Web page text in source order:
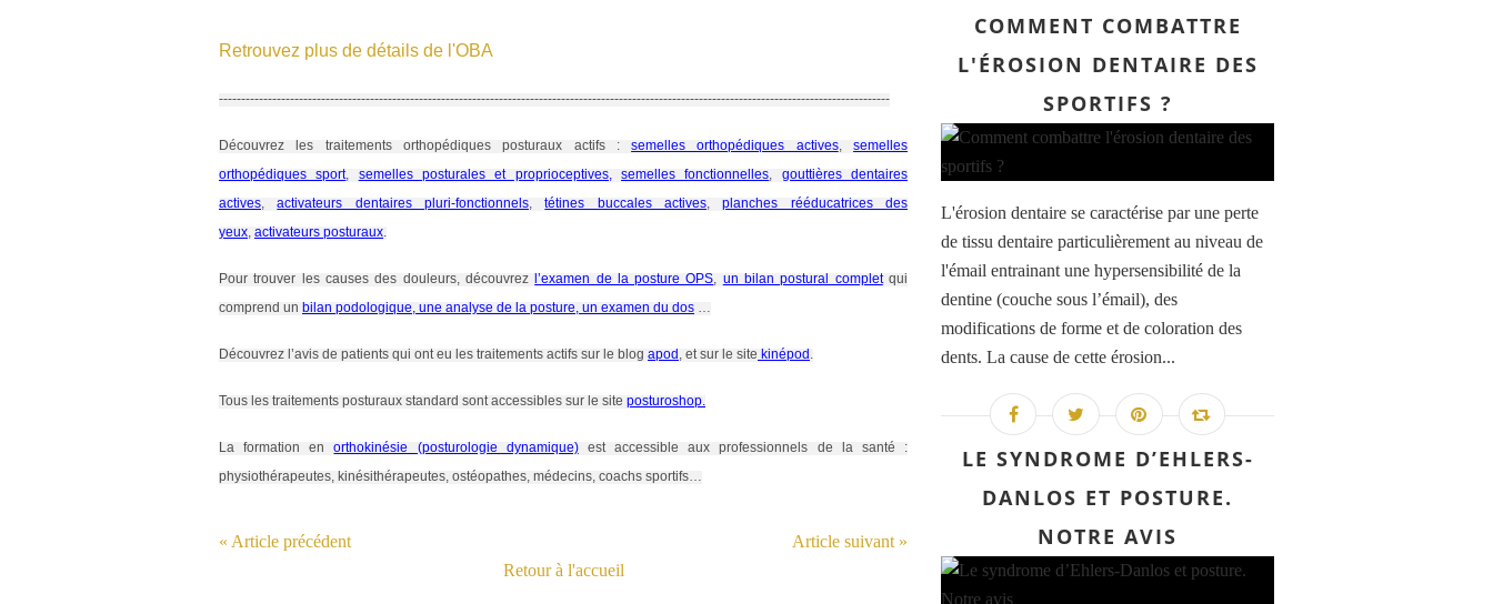
Retrouvez plus de détails de l'OBA
-------------------------------------------------------------------------------------------------------------------------------------------------------
Découvrez les traitements orthopédiques posturaux actifs : semelles orthopédiques actives,
semelles
orthopédiques sport, semelles posturales et proprioceptives, semelles fonctionnelles,
gouttières dentaires
actives, activateurs dentaires pluri-fonctionnels, tétines buccales actives,
planches rééducatrices des
yeux, activateurs posturaux.
Pour trouver les causes des douleurs, découvrez l’examen de la posture OPS, un bilan postural complet qui
comprend un bilan podologique, une analyse de la posture, un examen du dos …
Découvrez l’avis de patients qui ont eu les traitements actifs sur le blog apod , et sur le site kinépod .
Tous les traitements posturaux standard sont accessibles sur le site posturoshop.
La formation en orthokinésie (posturologie dynamique) est accessible aux professionnels de la santé :
physiothérapeutes, kinésithérapeutes, ostéopathes, médecins, coachs sportifs…
« Article précédent
Article suivant »
Retour à l'accueil
COMMENT COMBATTRE
L'ÉROSION DENTAIRE DES
SPORTIFS ?
L'érosion dentaire se caractérise par une perte
de tissu dentaire particulièrement au niveau de
l'émail entrainant une hypersensibilité de la
dentine (couche sous l’émail), des
modifications de forme et de coloration des
dents. La cause de cette érosion...
LE SYNDROME D’EHLERS-
DANLOS ET POSTURE.
NOTRE AVIS